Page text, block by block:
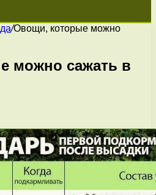
/Овощи, которые можно
можно сажать в